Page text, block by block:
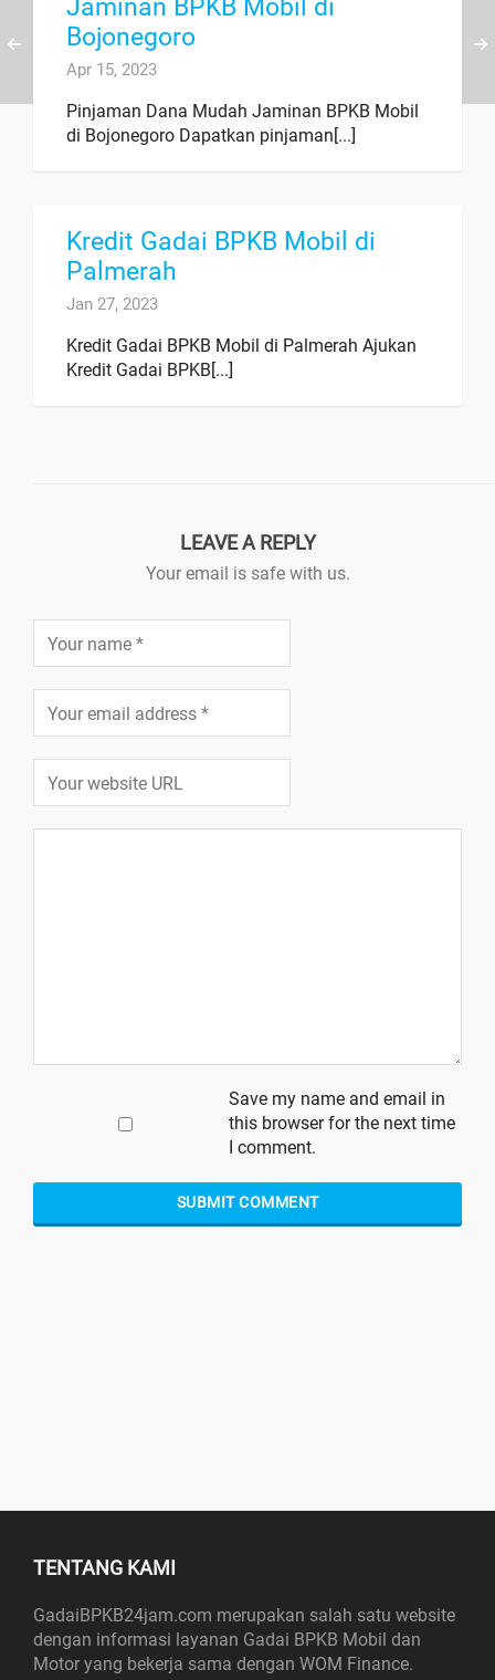
Jaminan BPKB Mobil di
Bojonegoro
Apr 15, 2023
Pinjaman Dana Mudah Jaminan BPKB Mobil
di Bojonegoro Dapatkan pinjaman[...]
Kredit Gadai BPKB Mobil di
Palmerah
Jan 27, 2023
Kredit Gadai BPKB Mobil di Palmerah Ajukan
Kredit Gadai BPKB[...]
LEAVE A REPLY
Your email is safe with us.
Save my name and email in
this browser for the next time
I comment.
TENTANG KAMI
GadaiBPKB24jam.com merupakan salah satu website
dengan informasi layanan Gadai BPKB Mobil dan
Motor yang bekerja sama dengan WOM Finance.